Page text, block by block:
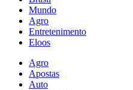
Mundo
Agro
Entretenimento
Eloos
Agro
Apostas
Auto